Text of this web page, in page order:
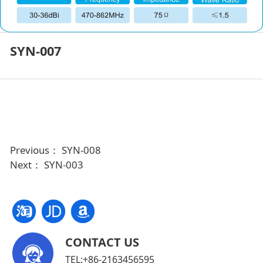
SYN-007
Previous： SYN-008
Next： SYN-003
CONTACT US
TEL:+86-2163456595